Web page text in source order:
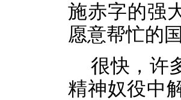
施赤字的强
愿意帮忙的
很快，许
精神奴役中